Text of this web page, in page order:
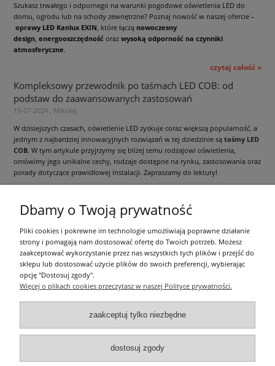
Szukasz trwałego i odpornego na warunki pogodowe oświetlenia LED do
domu, ogrodu lub na schody zewnętrzne? Poznaj nowość w naszej ofercie –
oprawy LED Kanlux EXIN, które łączą nowoczesny
design, energooszczędność oraz wysoką odporność na czynniki
atmosferyczne.
czytaj całość »
Kompleksowy przewodnik po taśmach LED COB: od
podstaw do zaawansowanych zastosowań
19-07-2024 , Mikołaj
W dzisiejszych czasach, oświetlenie LED zyskuje coraz większą popularność, a
jednym z najbardziej innowacyjnych rozwiązań w tej dziedzinie są taśmy LED
COB. W tym artykule przyjrzymy się bliżej temu rodzajowi oświetlenia,
omówimy jego unikalne cechy, rodzaje dostępne na rynku, zastosowania oraz
porady dotyczące prawidłowej instalacji. Zapraszamy do lektury!
Informacje ogólne
Zakupy
Moje konto
Pozostałe
Łatwy dojazd z Sopotu, Gdańska i Gdyni - przekonaj się i kup również na
Dbamy o Twoją prywatność
Pliki cookies i pokrewne im technologie umożliwiają poprawne działanie
strony i pomagają nam dostosować ofertę do Twoich potrzeb. Możesz
zaakceptować wykorzystanie przez nas wszystkich tych plików i przejść do
sklepu lub dostosować użycie plików do swoich preferencji, wybierając
opcję "Dostosuj zgody".
Więcej o plikach cookies przeczytasz w naszej Polityce prywatności.
zaakceptuj tylko niezbędne
dostosuj zgody